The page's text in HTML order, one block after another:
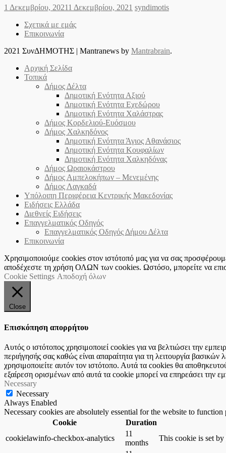
Posted
1 Δεκεμβρίου, 20211 Δεκεμβρίου, 2021 Author
syndimotis
Σχετικά με εμάς
Επικοινωνία
2021 ΣυνΔΗΜΟΤΗΣ
Mantranews by Mantrabrain.
Αρχική Σελίδα
Τοπικά
Δήμος Δέλτα
Δημοτική Ενότητα Αξιού
Δημοτική Ενότητα Εχεδώρου
Δημοτική Ενότητα Χαλάστρας
Δήμος Κορδελιού-Ευόσμου
Δήμος Χαλκηδόνος
Δημοτική Ενότητα Άγιος Αθανάσιος
Δημοτική Ενότητα Κουφαλίων
Δημοτική Ενότητα Χαλκηδόνας
Δήμος Ωραιοκάστρου
Δήμος Αμπελοκήπων – Μενεμένης
Δήμος Λαγκαδά
Υπόλοιπη Περιφέρεια Κεντρικής Μακεδονίας
Ειδήσεις Ελλάδα
Διεθνείς Ειδήσεις
Επαγγελματικός Οδηγός
Επαγγελματικός Οδηγός Δήμου Δέλτα
Επικοινωνία
Χρησιμοποιούμε cookies στον ιστότοπό μας για να σας
αποδέχεστε τη χρήση ΟΛΩΝ των cookies. Ωστόσο, μπορείτε να
Cookie Settings Αποδοχή όλων
Close
Επισκόπηση απορρήτου
Αυτός ο ιστότοπος χρησιμοποιεί cookies για να βελτιώσει την
περιήγησής σας καθώς είναι απαραίτητα για τη λειτουργία
χρησιμοποιείτε αυτόν τον ιστότοπο. Αυτά τα cookies θα
εξαίρεση ορισμένων από αυτά τα cookie μπορεί να επηρεάσει την
Necessary
Necessary
Always Enabled
Necessary cookies are absolutely essential for the website to
Cookie
Duration
cookielawinfo-checkbox-analytics
11
months
This cookie is set